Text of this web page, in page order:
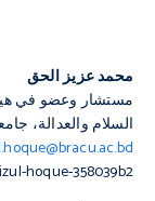
محمد عزيز الحق
مستشار وعضو في
السلام والعدالة،
hoque-358039b2/